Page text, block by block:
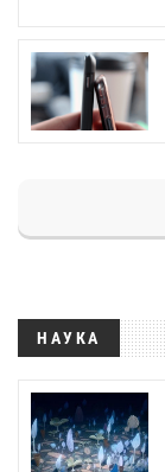
НАУКА